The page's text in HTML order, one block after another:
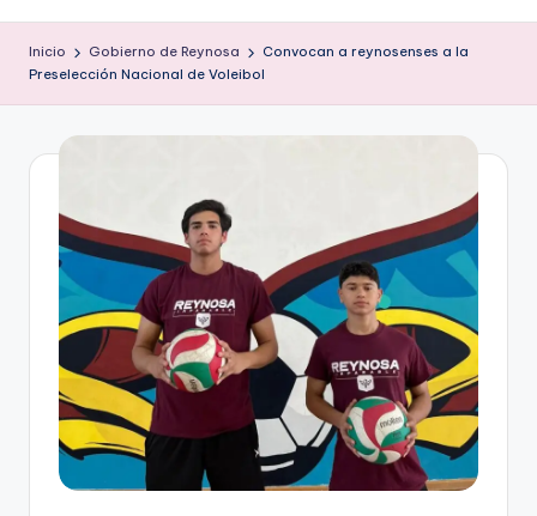
e
g
a
p
Inicio Gobierno de Reynosa
Convocan a reynosenses a la
Preselección Nacional de Voleibol